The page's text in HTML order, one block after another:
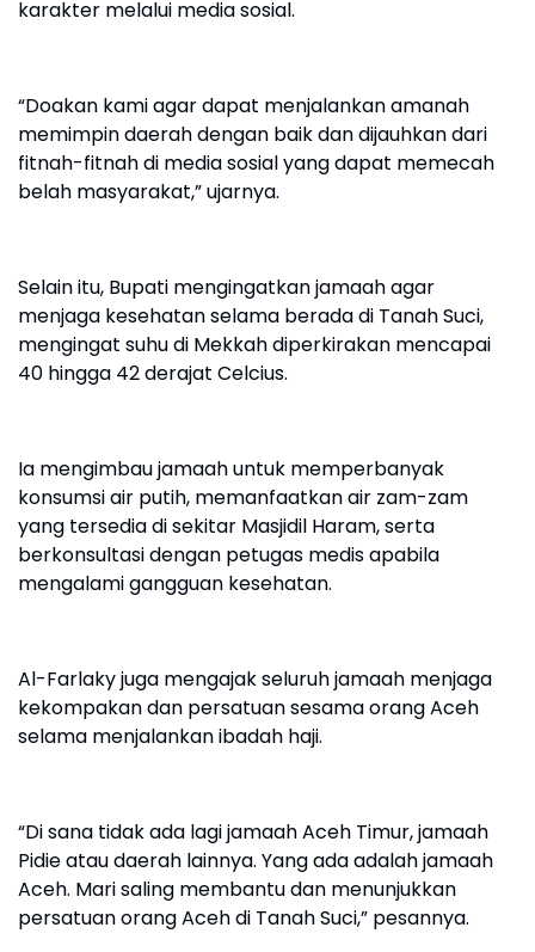
karakter melalui media sosial.
“Doakan kami agar dapat menjalankan amanah
memimpin daerah dengan baik dan dijauhkan dari
fitnah-fitnah di media sosial yang dapat memecah
belah masyarakat,” ujarnya.
Selain itu, Bupati mengingatkan jamaah agar
menjaga kesehatan selama berada di Tanah Suci,
mengingat suhu di Mekkah diperkirakan mencapai
40 hingga 42 derajat Celcius.
Ia mengimbau jamaah untuk memperbanyak
konsumsi air putih, memanfaatkan air zam-zam
yang tersedia di sekitar Masjidil Haram, serta
berkonsultasi dengan petugas medis apabila
mengalami gangguan kesehatan.
Al-Farlaky juga mengajak seluruh jamaah menjaga
kekompakan dan persatuan sesama orang Aceh
selama menjalankan ibadah haji.
“Di sana tidak ada lagi jamaah Aceh Timur, jamaah
Pidie atau daerah lainnya. Yang ada adalah jamaah
Aceh. Mari saling membantu dan menunjukkan
persatuan orang Aceh di Tanah Suci,” pesannya.